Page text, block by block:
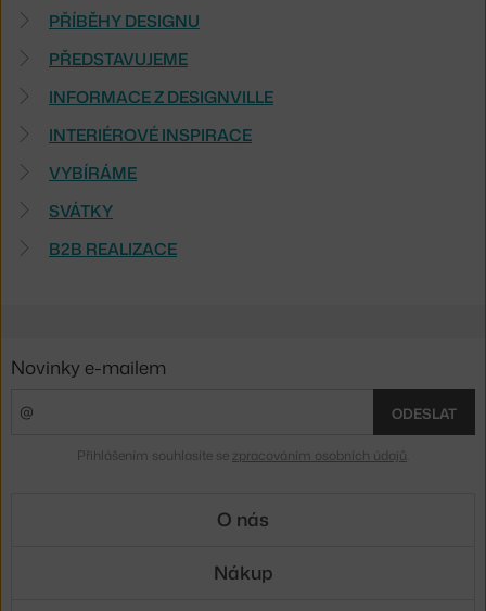
PŘÍBĚHY DESIGNU
PŘEDSTAVUJEME
INFORMACE Z DESIGNVILLE
INTERIÉROVÉ INSPIRACE
VYBÍRÁME
SVÁTKY
B2B REALIZACE
Novinky e-mailem
ODESLAT
Přihlášením souhlasíte se zpracováním osobních údajů
O nás
Nákup